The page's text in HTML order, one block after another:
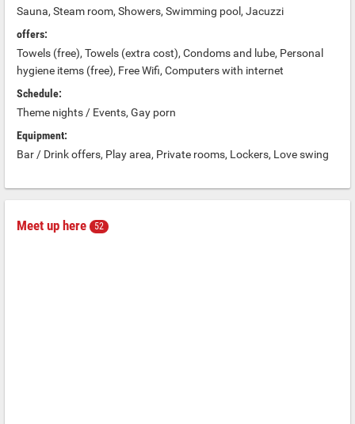
Sauna, Steam room, Showers, Swimming pool, Jacuzzi
offers:
Towels (free), Towels (extra cost), Condoms and lube, Personal
hygiene items (free), Free Wifi, Computers with internet
Schedule:
Theme nights / Events, Gay porn
Equipment:
Bar / Drink offers, Play area, Private rooms, Lockers, Love swing
Meet up here 52